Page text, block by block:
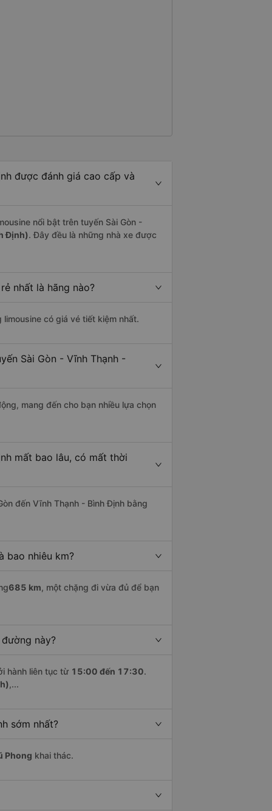
được đánh giá cao cấp và
nổi bật trên tuyến Sài Gòn -
Định). Đây đều là những nhà xe được
nhất là hãng nào?
limousine có giá vé tiết kiệm nhất.
Sài Gòn - Vĩnh Thạnh -
mang đến cho bạn nhiều lựa chọn
mất bao lâu, có mất thời
đến Vĩnh Thạnh - Bình Định bằng
bao nhiêu km?
685 km, một chặng đi vừa đủ để bạn
này?
hành liên tục từ 15:00 đến 17:30.
,...
sớm nhất?
Phong khai thác.